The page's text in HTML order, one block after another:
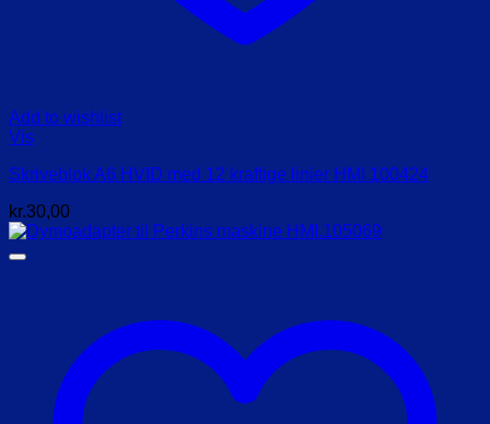
Add to wishlist
Vis
Skriveblok A6 HVID med 12 kraftige linier HMI 100424
kr.30,00